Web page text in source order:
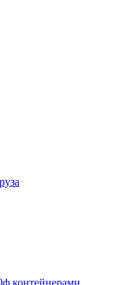
контейнерами